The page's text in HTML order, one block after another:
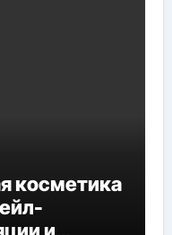
косметика